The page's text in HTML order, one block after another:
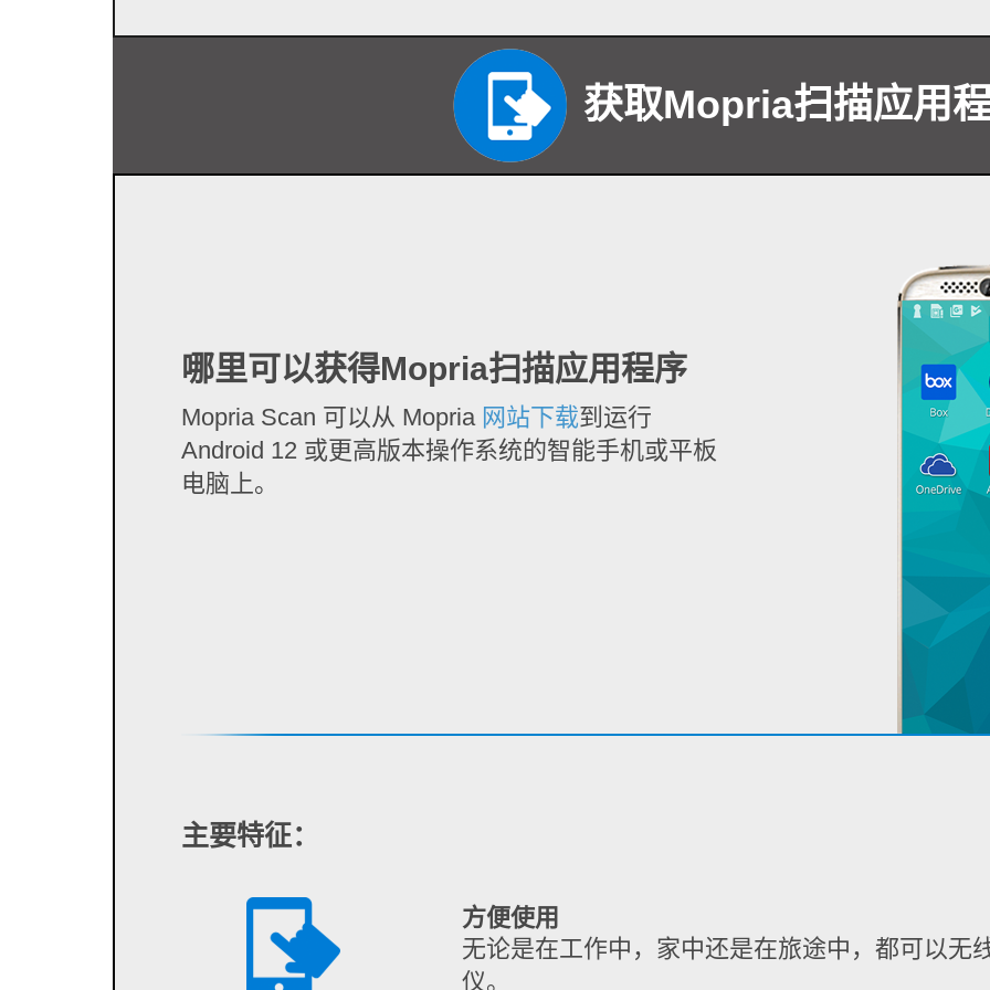
获取Mopria扫描应用
哪里可以获得Mopria扫描应用程序
Mopria Scan 可以从 Mopria 网站下载到运行
Android 12 或更高版本操作系统的智能手机或平板
电脑上。
主要特征：
方便使用
无论是在工作中，家中还是在旅途中，都可以无
仪。